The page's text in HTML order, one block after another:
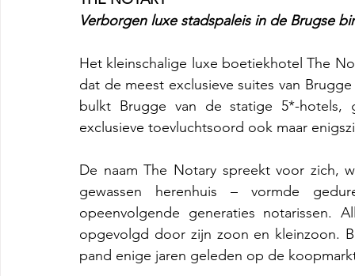
Verborgen luxe stadspaleis in de Brugse
Het kleinschalige luxe boetiekhotel The
dat de meest exclusieve suites van
bulkt Brugge van de statige 5*-hotels,
exclusieve toevluchtsoord ook maar
De naam The Notary spreekt voor zich,
gewassen herenhuis – vormde
opeenvolgende generaties notarissen.
opgevolgd door zijn zoon en kleinzoon.
pand enige jaren geleden op de